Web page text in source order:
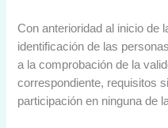
Con anterioridad al inicio de
identificación de las
a la comprobación de la
correspondiente, requisitos
participación en ninguna de